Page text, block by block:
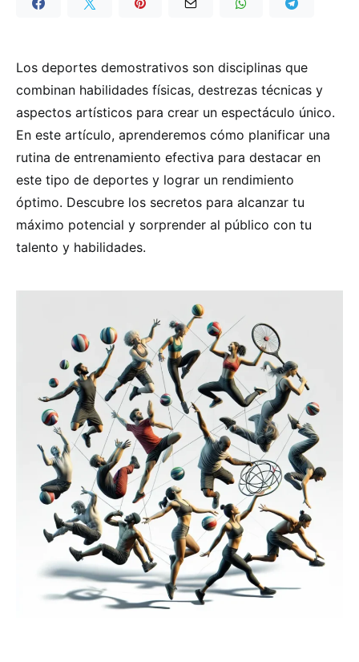
Los deportes demostrativos son disciplinas que
combinan habilidades físicas, destrezas técnicas y
aspectos artísticos para crear un espectáculo único.
En este artículo, aprenderemos cómo planificar una
rutina de entrenamiento efectiva para destacar en
este tipo de deportes y lograr un rendimiento
óptimo. Descubre los secretos para alcanzar tu
máximo potencial y sorprender al público con tu
talento y habilidades.